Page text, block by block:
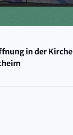
in der Kirche